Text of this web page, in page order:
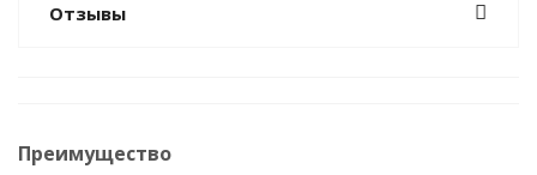
Отзывы
Преимущество